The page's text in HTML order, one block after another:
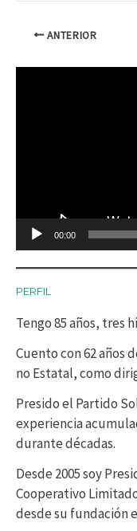
ANTERIOR
d
c
t
o
r
d
e
v
d
e
00:00
PERFIL
Tengo 85 años, tres
Cuento con 62 años
no Estatal, como
Presido el Partido
experiencia
durante décadas.
Desde 2005 soy
Cooperativo
desde su fundación